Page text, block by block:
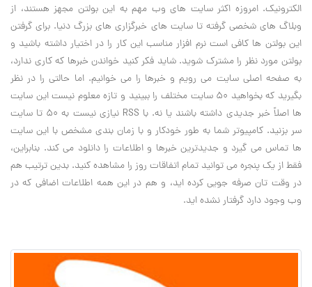
الکترونیک. امروزه اکثر سایت های وب مهم به این بولتن مجهز هستند، از
وبلاگ های شخصی گرفته تا سایت های خبرگزاری های بزرگ دنیا. برای گرفتن
این بولتن ها کافی است نرم افزار مناسب این کار را در اختیار داشته باشید و
بولتن مورد نظر را مشترک شوید. شاید فکر کنید خواندن خبرها که کاری ندارد،
به صفحه اصلی سایت می رویم و خبرها را می خوانیم. اما حالتی را در نظر
بگیرید که بخواهید 50 سایت مختلف را ببینید و تازه معلوم نیست این سایت
ها اصلاً خبر جدیدی داشته باشند یا نه. با RSS نیازی نیست به 50 تا سایت
سر بزنید. کامپیوتر شما به طور خودکار و با زمان بندی مشخص با این سایت
ها تماس می گیرد و جدیدترین خبرها و اطلاعات را دانلود می کند. بنابراین،
فقط از یک پنجره می توانید تمام اتفاقات روز را مشاهده کنید. بدین ترتیب هم
در وقت تان صرفه جویی کرده اید، و هم در این همه اطلاعات اضافی که در
وب وجود دارد گرفتار نشده اید.